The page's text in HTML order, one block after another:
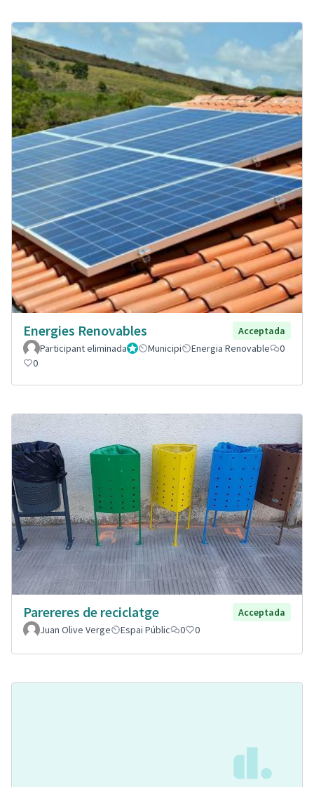
Energies Renovables
Acceptada
Participant eliminadaAdministrador
Municipi Energia Renovable
0
0
Parereres de reciclatge
Acceptada
Juan Olive Verge
Espai Públic 0 0